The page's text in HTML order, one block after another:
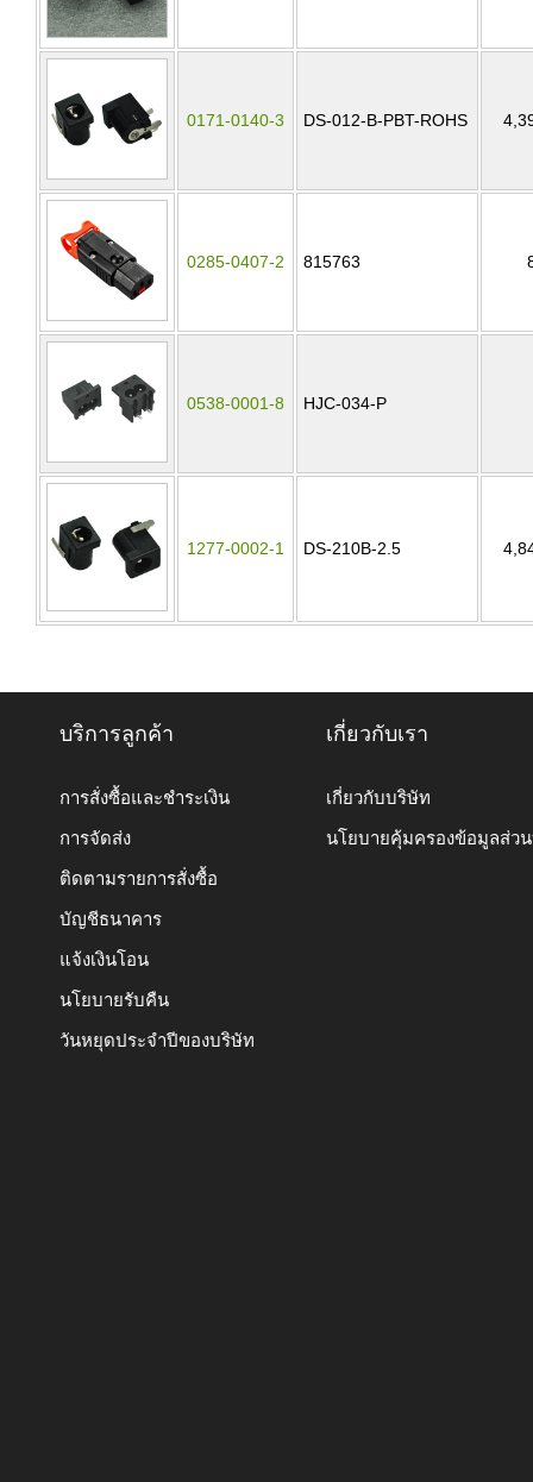
0171-0140-3 DS-012-B-PBT-ROHS
0285-0407-2 815763
0538-0001-8 HJC-034-P
1277-0002-1 DS-210B-2.5
บริการลูกค้า
การสั่งซื้อและชำระเงิน
การจัดส่ง
ติดตามรายการสั่งซื้อ
บัญชีธนาคาร
แจ้งเงินโอน
นโยบายรับคืน
วันหยุดประจำปีของบริษัท
เกี่ยวกับเรา
เกี่ยวกับบริษัท
นโยบายคุ้มครองข้อมูลส่ว